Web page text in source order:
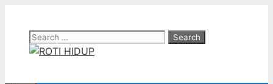
contentSearch
for: